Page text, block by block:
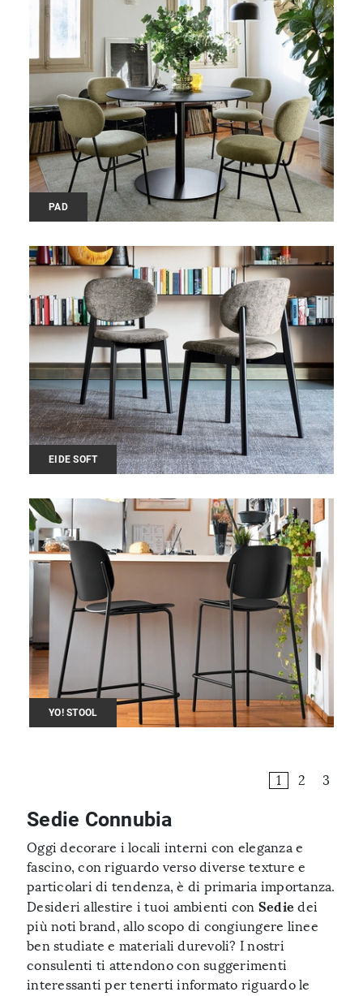
PAD
EIDE SOFT
YO! STOOL
1 2 3
Sedie Connubia
Oggi decorare i locali interni con eleganza e
fascino, con riguardo verso diverse texture e
particolari di tendenza, è di primaria importanza.
Desideri allestire i tuoi ambienti con Sedie dei
più noti brand, allo scopo di congiungere linee
ben studiate e materiali durevoli? I nostri
consulenti ti attendono con suggerimenti
interessanti per tenerti informato riguardo le